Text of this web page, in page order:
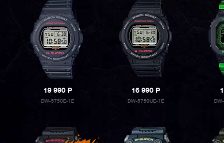
19 990P
DW-5750E-1E
16 990P
DW-5750UE-1E